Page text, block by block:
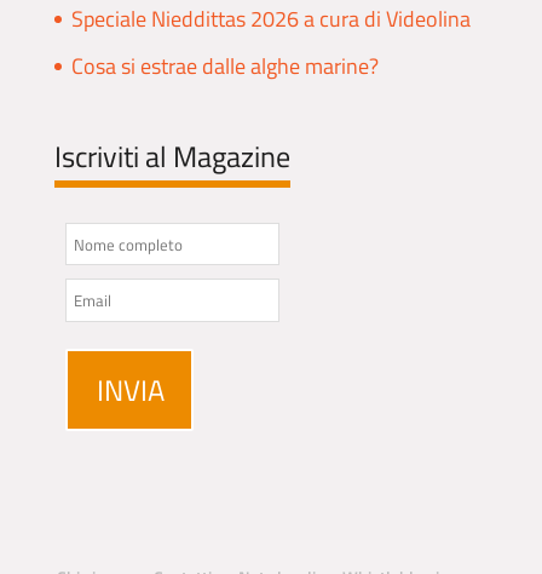
Speciale Nieddittas 2026 a cura di Videolina
Cosa si estrae dalle alghe marine?
Iscriviti al Magazine